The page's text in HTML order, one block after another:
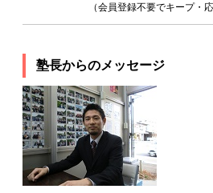
（会員登録不要でキープ・
塾長からのメッセージ